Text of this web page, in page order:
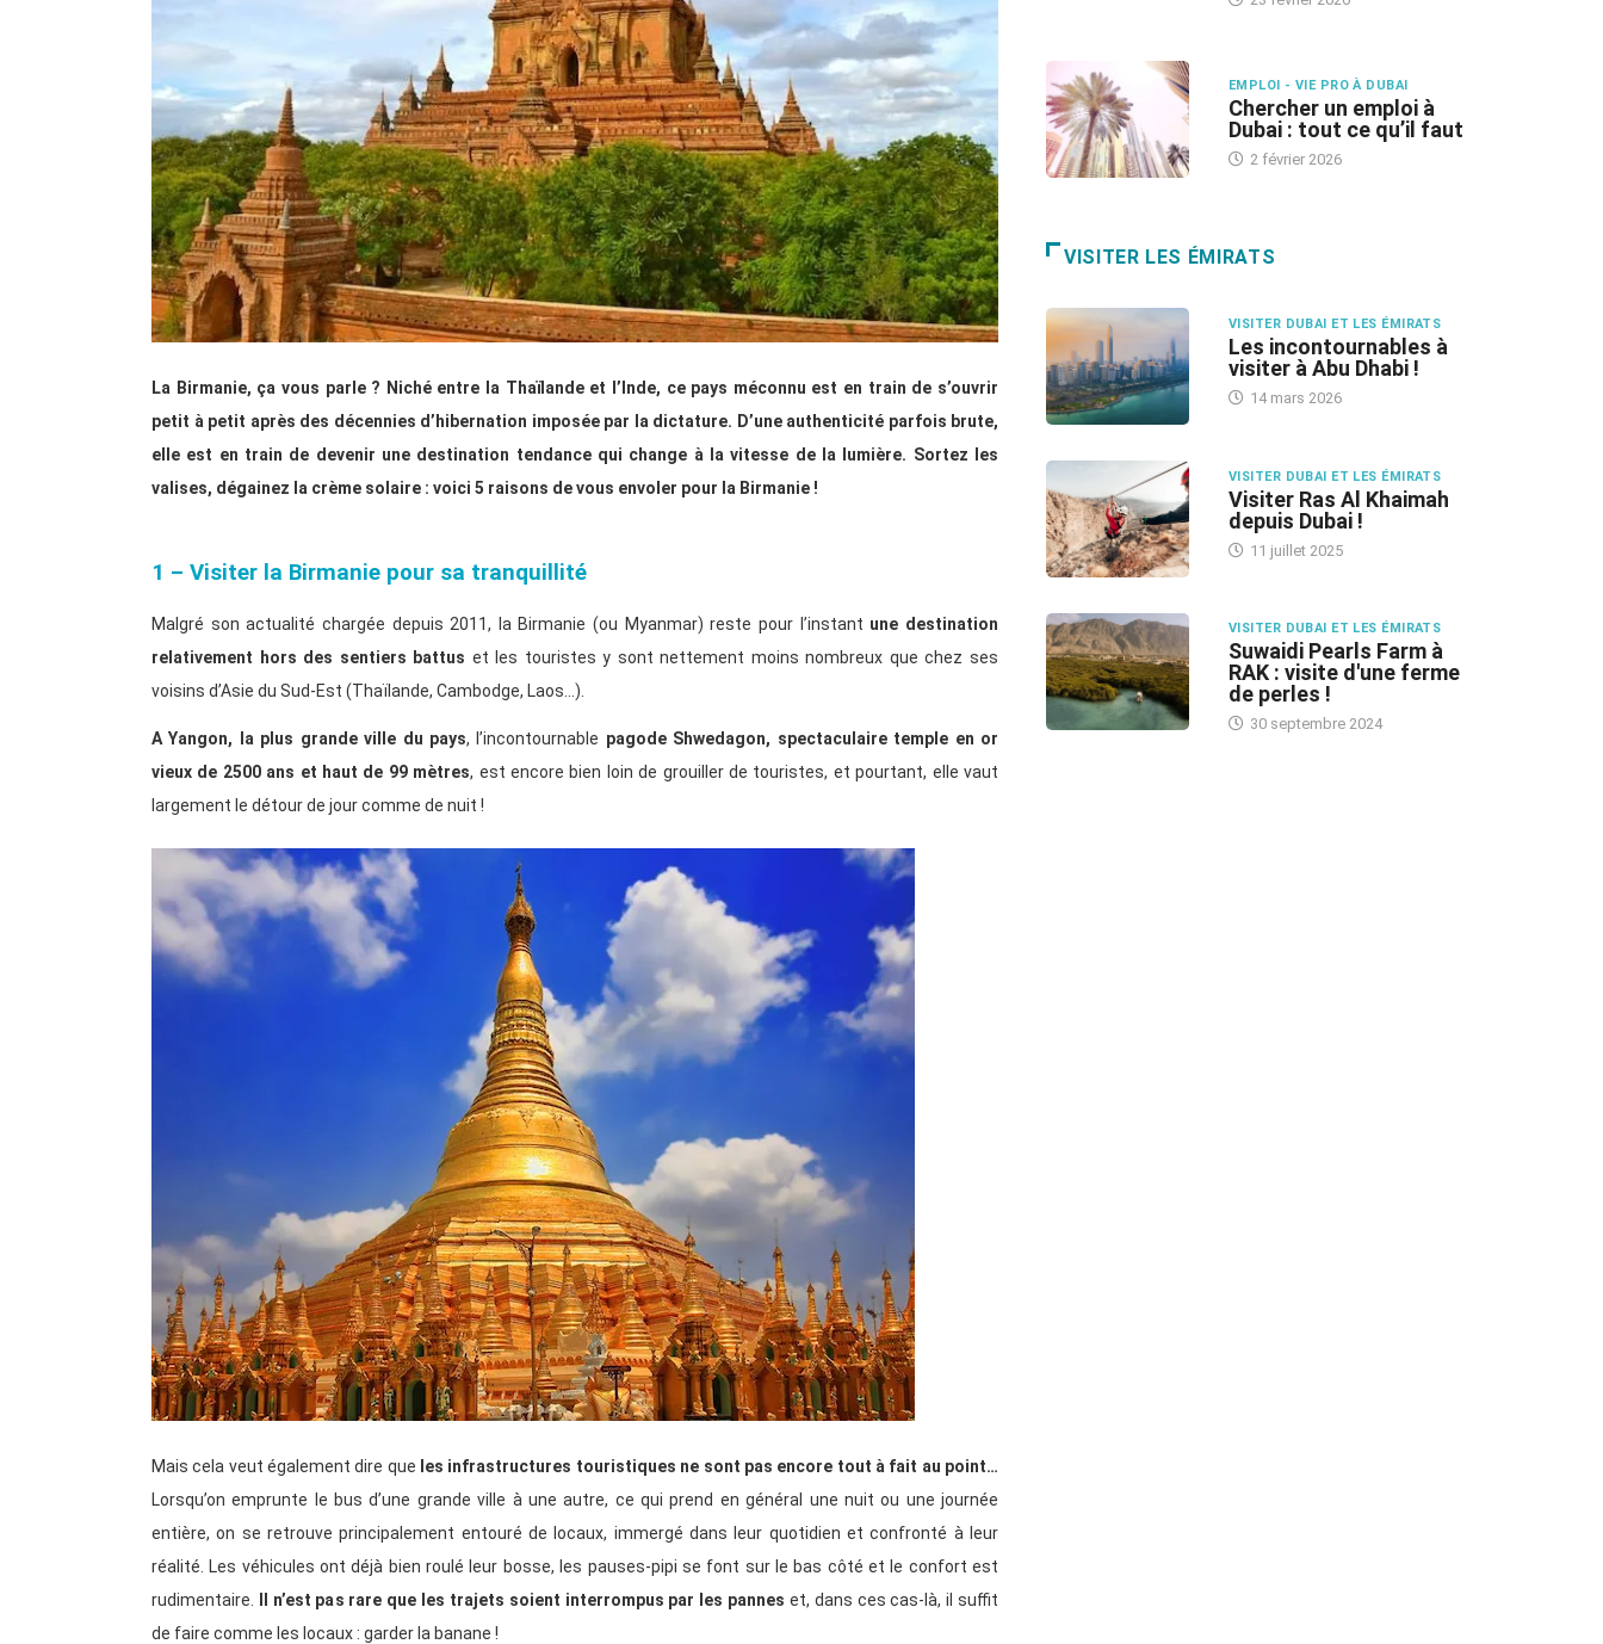
La Birmanie, ça vous parle ? Niché entre la Thaïlande et l’Inde, ce pays méconnu est en train de s’ouvrir
petit à petit après des décennies d’hibernation imposée par la dictature. D’une authenticité parfois brute,
elle est en train de devenir une destination tendance qui change à la vitesse de la lumière. Sortez les
valises, dégainez la crème solaire : voici 5 raisons de vous envoler pour la Birmanie !
1 – Visiter la Birmanie pour sa tranquillité
Malgré son actualité chargée depuis 2011, la Birmanie (ou Myanmar) reste pour l’instant une destination
relativement hors des sentiers battus et les touristes y sont nettement moins nombreux que chez ses
voisins d’Asie du Sud-Est (Thaïlande, Cambodge, Laos…).
A Yangon, la plus grande ville du pays, l’incontournable pagode Shwedagon, spectaculaire temple en or
vieux de 2500 ans et haut de 99 mètres, est encore bien loin de grouiller de touristes, et pourtant, elle vaut
largement le détour de jour comme de nuit !
Mais cela veut également dire que les infrastructures touristiques ne sont pas encore tout à fait au point…
Lorsqu’on emprunte le bus d’une grande ville à une autre, ce qui prend en général une nuit ou une journée
entière, on se retrouve principalement entouré de locaux, immergé dans leur quotidien et confronté à leur
réalité. Les véhicules ont déjà bien roulé leur bosse, les pauses-pipi se font sur le bas côté et le confort est
rudimentaire. Il n’est pas rare que les trajets soient interrompus par les pannes et, dans ces cas-là, il suffit
de faire comme les locaux : garder la banane !
EMPLOI - VIE PRO À DUBAI
Chercher un emploi à
Dubai : tout ce qu’il faut
2 février 2026
VISITER LES ÉMIRATS
VISITER DUBAI ET LES ÉMIRATS
Les incontournables à
visiter à Abu Dhabi !
14 mars 2026
VISITER DUBAI ET LES ÉMIRATS
Visiter Ras Al Khaimah
depuis Dubai !
11 juillet 2025
VISITER DUBAI ET LES ÉMIRATS
Suwaidi Pearls Farm à
RAK : visite d'une ferme
de perles !
30 septembre 2024